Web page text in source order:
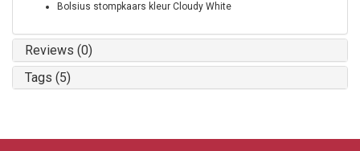
Bolsius stompkaars kleur Cloudy White
Reviews (0)
Tags (5)